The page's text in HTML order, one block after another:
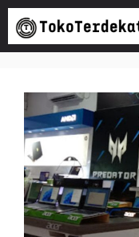
Langsung
isi